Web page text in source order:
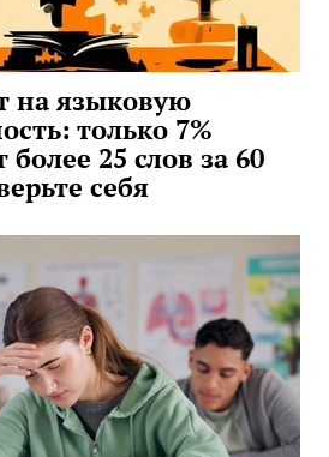
на языковую
только 7%
25 слов за 60
себя